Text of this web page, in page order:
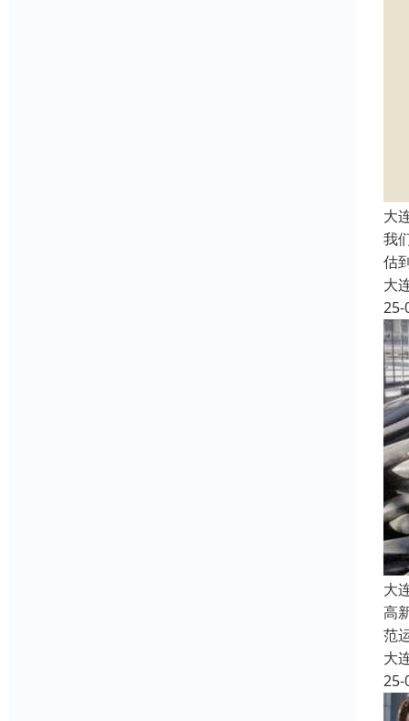
大
我
估
大
25-
大
高
范
大
25-